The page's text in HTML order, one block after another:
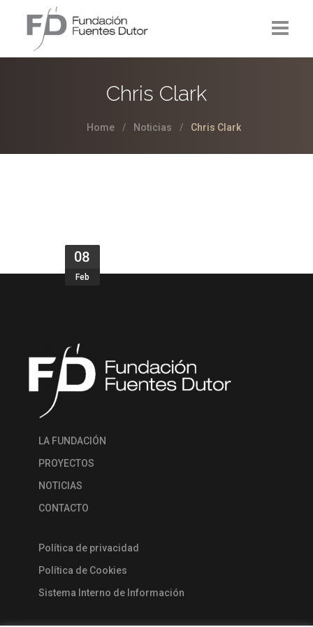
Chris Clark
Home Noticias Chris Clark
08
Feb
LA FUNDACIÓN
PROYECTOS
NOTICIAS
CONTACTO
Política de privacidad
Política de Cookies
Sistema Interno de Información